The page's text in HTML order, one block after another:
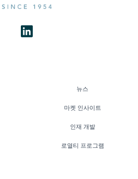
뉴스
마켓 인사이트
인재 개발
로열티 프로그램